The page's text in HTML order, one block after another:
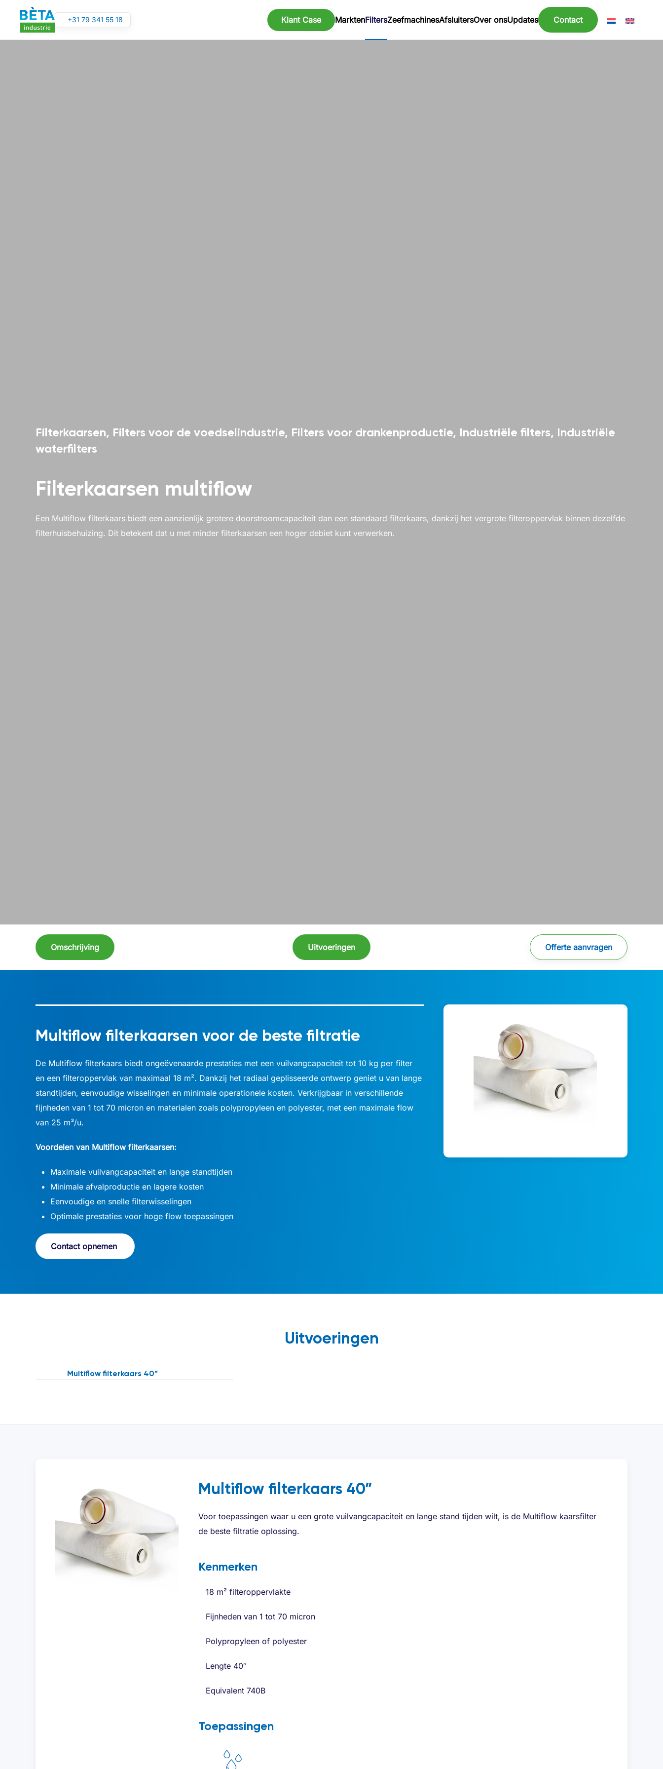
Overslaan en naar de inhoud gaan
+31 79 341 55 18 Klant Case MarktenFiltersZeefmachinesAfsluitersOver onsUpdates Contact
Filterkaarsen, Filters voor de voedselindustrie, Filters voor drankenproductie, Industriële filters, Industriële
waterfilters
Filterkaarsen multiflow
Een Multiflow filterkaars biedt een aanzienlijk grotere doorstroomcapaciteit dan een standaard filterkaars, dankzij het vergrote filteroppervlak binnen dezelfde
filterhuisbehuizing. Dit betekent dat u met minder filterkaarsen een hoger debiet kunt verwerken.
Omschrijving Uitvoeringen Offerte aanvragen
Multiflow filterkaarsen voor de beste filtratie
De Multiflow filterkaars biedt ongeëvenaarde prestaties met een vuilvangcapaciteit tot 10 kg per filter
en een filteroppervlak van maximaal 18 m². Dankzij het radiaal geplisseerde ontwerp geniet u van lange
standtijden, eenvoudige wisselingen en minimale operationele kosten. Verkrijgbaar in verschillende
fijnheden van 1 tot 70 micron en materialen zoals polypropyleen en polyester, met een maximale flow
van 25 m³/u.
Voordelen van Multiflow filterkaarsen:
Maximale vuilvangcapaciteit en lange standtijden
Minimale afvalproductie en lagere kosten
Eenvoudige en snelle filterwisselingen
Optimale prestaties voor hoge flow toepassingen
Contact opnemen
Uitvoeringen
Multiflow filterkaars 40”
Multiflow filterkaars 40”
Voor toepassingen waar u een grote vuilvangcapaciteit en lange stand tijden wilt, is de Multiflow kaarsfilter
de beste filtratie oplossing.
Kenmerken
18 m² filteroppervlakte
Fijnheden van 1 tot 70 micron
Polypropyleen of polyester
Lengte 40″
Equivalent 740B
Toepassingen